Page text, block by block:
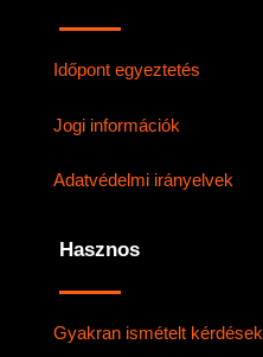
Időpont egyeztetés
Jogi információk
Adatvédelmi irányelvek
Hasznos
Gyakran ismételt kérdések